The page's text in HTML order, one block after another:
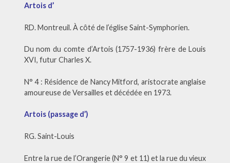
Artois d’
RD. Montreuil. À côté de l’église Saint-Symphorien.
Du nom du comte d’Artois (1757-1936) frère de Louis
XVI, futur Charles X.
N° 4 : Résidence de Nancy Mitford, aristocrate anglaise
amoureuse de Versailles et décédée en 1973.
Artois (passage d’)
RG. Saint-Louis
Entre la rue de l’Orangerie (N° 9 et 11) et la rue du vieux